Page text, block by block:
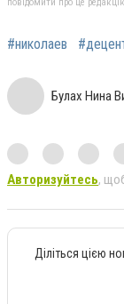
#николаев
Булах Нина
Авторизуйтесь,
Діліться цією